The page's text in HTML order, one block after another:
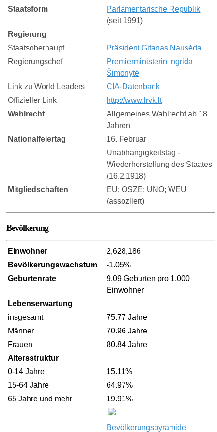
Staatsform
Parlamentarische Republik
(seit 1991)
Regierung
Staatsoberhaupt
Präsident Gitanas Nausėda
Regierungschef
Premierministerin Ingrida
Šimonytė
Link zu World Leaders
CIA-Datenbank
Offizieller Link
http://www.lrvk.lt
Wahlrecht
Allgemeines Wahlrecht ab 18
Jahren
Nationalfeiertag
16. Februar
Unabhängigkeitstag -
Wiederherstellung des Staates
(16.2.1918)
Mitgliedschaften
EU; OSZE; UNO; WEU
(assoziiert)
Bevölkerung
Einwohner
2,628,186
Bevölkerungswachstum
-1.05%
Geburtenrate
9.09 Geburten pro 1.000
Einwohner
Lebenserwartung
insgesamt
75.77 Jahre
Männer
70.96 Jahre
Frauen
80.84 Jahre
Altersstruktur
0-14 Jahre
15.11%
15-64 Jahre
64.97%
65 Jahre und mehr
19.91%
Bevölkerungspyramide